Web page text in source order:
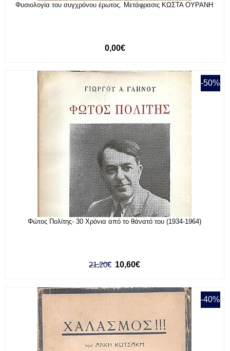
Φυσιολογία του συγχρόνου έρωτος. Μετάφρασις ΚΩΣΤΑ ΟΥΡΑΝΗ
0,00€
-50%
Φώτος Πολίτης- 30 Χρόνια από το θάνατό του (1934-1964)
21,20€ 10,60€
-40%